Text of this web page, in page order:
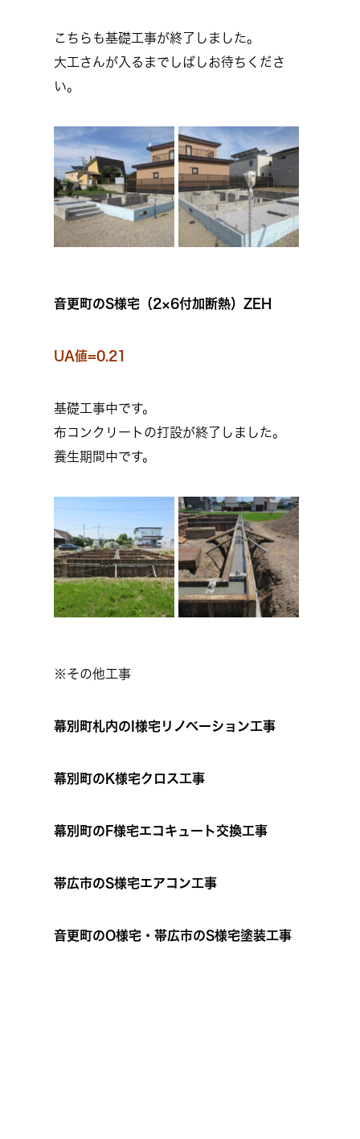
こちらも基礎工事が終了しました。
大工さんが入るまでしばしお待ちくださ
い。
音更町のS様宅（2×6付加断熱）ZEH
UA値=0.21
基礎工事中です。
布コンクリートの打設が終了しました。
養生期間中です。
※その他工事
幕別町札内のI様宅リノベーション工事
幕別町のK様宅クロス工事
幕別町のF様宅エコキュート交換工事
帯広市のS様宅エアコン工事
音更町のO様宅・帯広市のS様宅塗装工事